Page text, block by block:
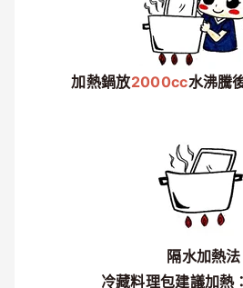
加熱鍋放2000cc水沸騰
隔水加熱法
冷藏料理包建議加熱：